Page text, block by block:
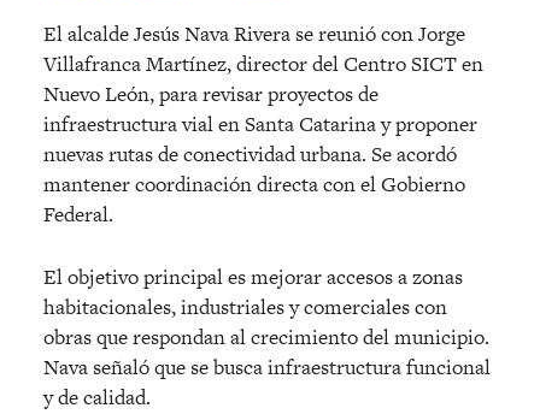
El alcalde Jesús Nava Rivera se reunió con Jorge
Villafranca Martínez, director del Centro SICT en
Nuevo León, para revisar proyectos de
infraestructura vial en Santa Catarina y proponer
nuevas rutas de conectividad urbana. Se acordó
mantener coordinación directa con el Gobierno
Federal.
El objetivo principal es mejorar accesos a zonas
habitacionales, industriales y comerciales con
obras que respondan al crecimiento del municipio.
Nava señaló que se busca infraestructura funcional
y de calidad.